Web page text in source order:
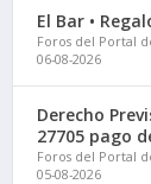
El Bar •
Foros del Portal
06-08-2026
Derecho
27705 pago
Foros del Portal
05-08-2026